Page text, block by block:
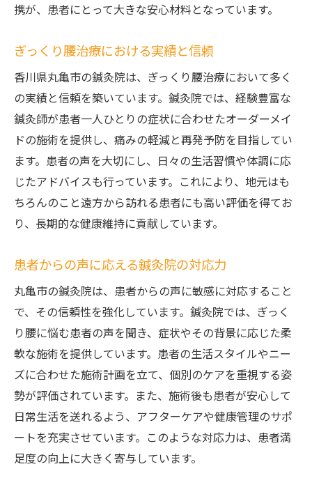
携が、患者にとって大きな安心材料となっています。
ぎっくり腰治療における実績と信頼
香川県丸亀市の鍼灸院は、ぎっくり腰治療において多く
の実績と信頼を築いています。鍼灸院では、経験豊富な
鍼灸師が患者一人ひとりの症状に合わせたオーダーメイ
ドの施術を提供し、痛みの軽減と再発予防を目指してい
ます。患者の声を大切にし、日々の生活習慣や体調に応
じたアドバイスも行っています。これにより、地元はも
ちろんのこと遠方から訪れる患者にも高い評価を得てお
り、長期的な健康維持に貢献しています。
患者からの声に応える鍼灸院の対応力
丸亀市の鍼灸院は、患者からの声に敏感に対応すること
で、その信頼性を強化しています。鍼灸院では、ぎっく
り腰に悩む患者の声を聞き、症状やその背景に応じた柔
軟な施術を提供しています。患者の生活スタイルやニー
ズに合わせた施術計画を立て、個別のケアを重視する姿
勢が評価されています。また、施術後も患者が安心して
日常生活を送れるよう、アフターケアや健康管理のサポ
ートを充実させています。このような対応力は、患者満
足度の向上に大きく寄与しています。